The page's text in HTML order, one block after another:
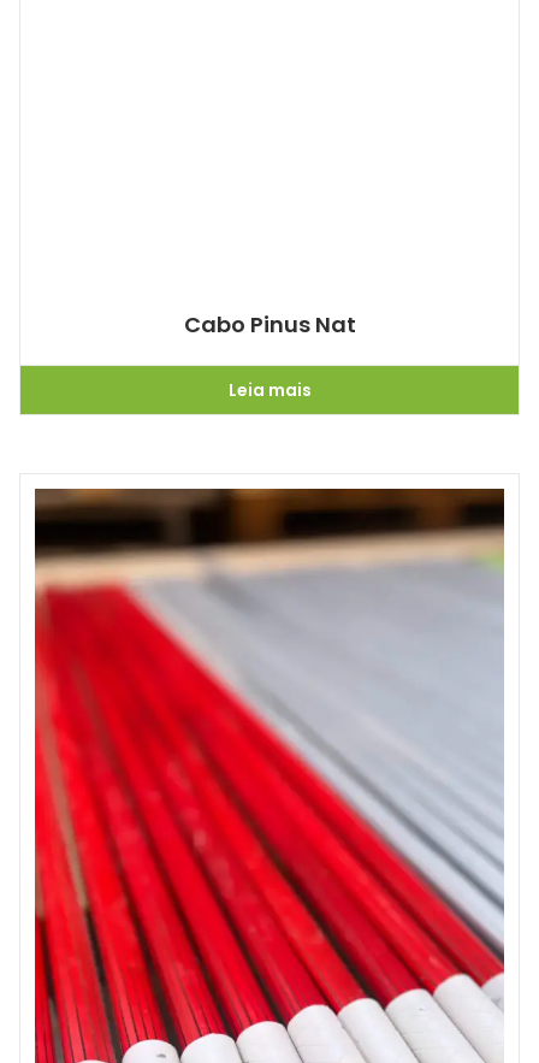
Cabo Pinus Nat
Leia mais